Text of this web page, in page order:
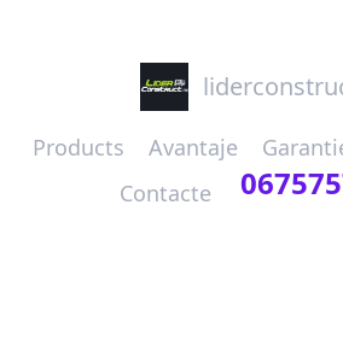
Products Avantaje
Contacte